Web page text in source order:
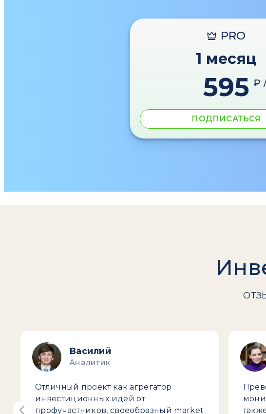
PRO
1 месяц
595 ₽
ПОДПИСАТЬСЯ
Василий
Аналитик
Отличный проект как агрегатор
инвестиционных идей от
профучастников, своеобразный market